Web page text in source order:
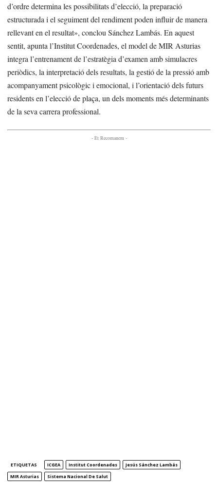
d’ordre determina les possibilitats d’elecció, la preparació
estructurada i el seguiment del rendiment poden influir de manera
rellevant en el resultat», conclou Sánchez Lambás. En aquest
sentit, apunta l’Institut Coordenades, el model de MIR Asturias
integra l’entrenament de l’estratègia d’examen amb simulacres
periòdics, la interpretació dels resultats, la gestió de la pressió amb
acompanyament psicològic i emocional, i l’orientació dels futurs
residents en l’elecció de plaça, un dels moments més determinants
de la seva carrera professional.
- Et Recomanem -
ETIQUETAS ICGEA Institut Coordenades
Jesús Sánchez Lambás
MIR Asturias
Sistema Nacional De Salut